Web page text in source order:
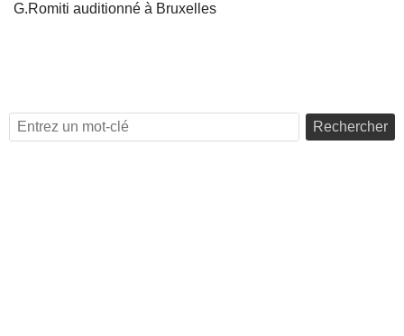
G.Romiti auditionné à Bruxelles
Rechercher